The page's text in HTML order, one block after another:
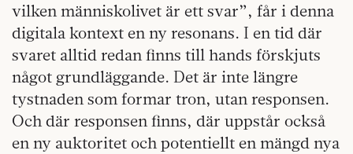
vilken människolivet är ett svar”, får i denna
digitala kontext en ny resonans. I en tid där
svaret alltid redan finns till hands förskjuts
något grundläggande. Det är inte längre
tystnaden som formar tron, utan responsen.
Och där responsen finns, där uppstår också
en ny auktoritet och potentiellt en mängd nya